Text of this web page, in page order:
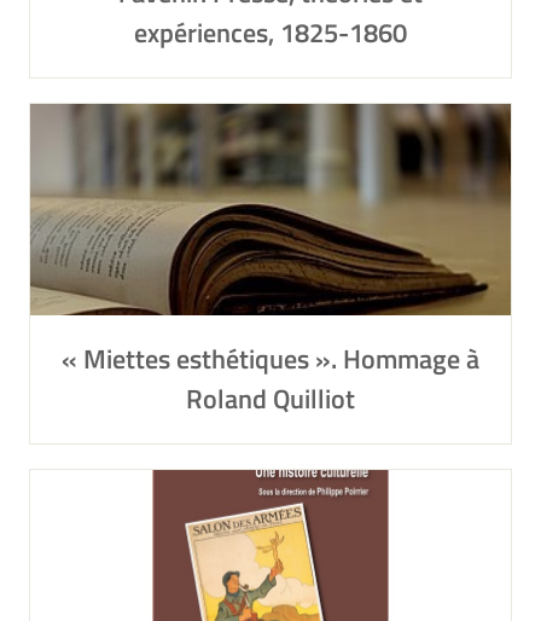
expériences, 1825-1860
« Miettes esthétiques ». Hommage à
Roland Quilliot